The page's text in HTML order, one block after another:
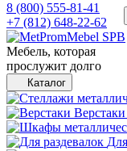
8 (800) 555-81-41
+7 (812) 648-22-62
Мебель, которая
прослужит долго
Каталог
Верстаки